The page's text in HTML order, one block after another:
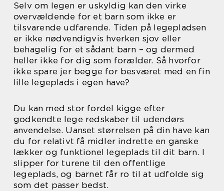
Selv om legen er uskyldig kan den virke
overvældende for et barn som ikke er
tilsvarende udfarende. Tiden på legepladsen
er ikke nødvendigvis hverken sjov eller
behagelig for et sådant barn – og dermed
heller ikke for dig som forælder. Så hvorfor
ikke spare jer begge for besværet med en fin
lille legeplads i egen have?
Du kan med stor fordel kigge efter
godkendte lege redskaber til udendørs
anvendelse. Uanset størrelsen på din have kan
du for relativt få midler indrette en ganske
lækker og funktionel legeplads til dit barn. I
slipper for turene til den offentlige
legeplads, og barnet får ro til at udfolde sig
som det passer bedst.